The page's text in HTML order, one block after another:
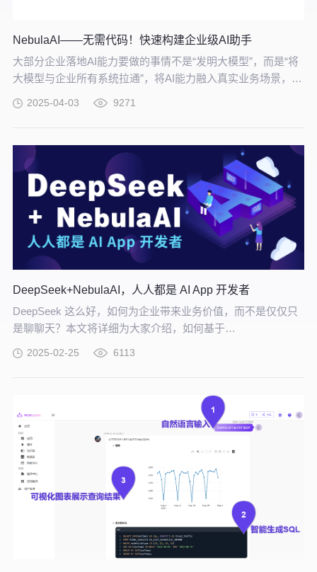
NebulaAI——无需代码！快速构建企业级AI助手
大部分企业落地AI能力要做的事情不是“发明大模型”，而是“将
大模型与企业所有系统拉通”，将AI能力融入真实业务场景，拉
2025-04-03 9271
DeepSeek+NebulaAI，人人都是 AI App 开发者
DeepSeek 这么好，如何为企业带来业务价值，而不是仅仅只
是聊聊天？本文将详细为大家介绍，如何基于
模型能力切入实际业务场景的具体、可行的解决方案。
2025-02-25 6113